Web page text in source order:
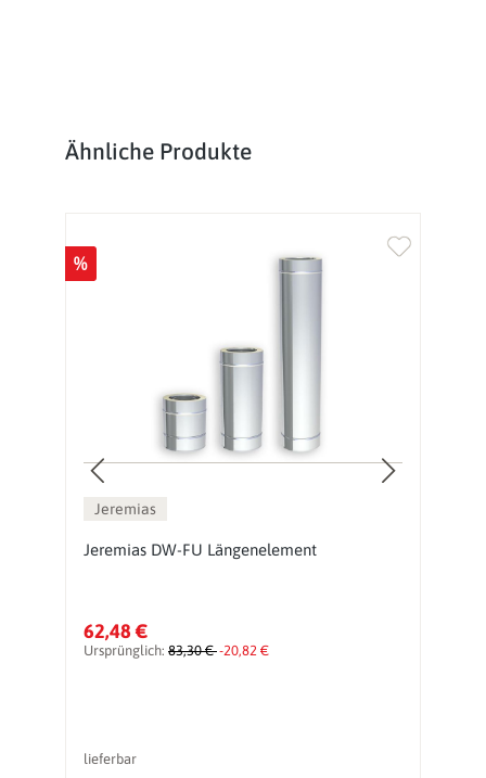
Produktgalerie überspringen
Ähnliche Produkte
%
Jeremias
Jeremias DW-FU Längenelement
62,48 €
Ursprünglich: 83,30 €-20,82 €
lieferbar